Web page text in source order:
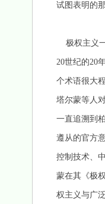
试图表明的
极权主义一
20世纪的20
个术语很大
塔尔蒙等人
一直追溯到
遵从的官方
控制技术、
蒙在其《极
权主义与广